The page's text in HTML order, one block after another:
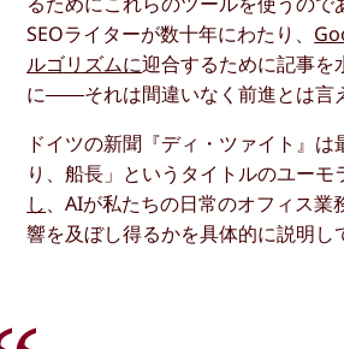
SEOライターが数十年にわたり、
ルゴリズムに迎合するために記事を
に――それは間違いなく前進とは言
ドイツの新聞『ディ・ツァイト』は
り、船長」というタイトルのユーモ
し、AIが私たちの日常のオフィス業
響を及ぼし得るかを具体的に説明し